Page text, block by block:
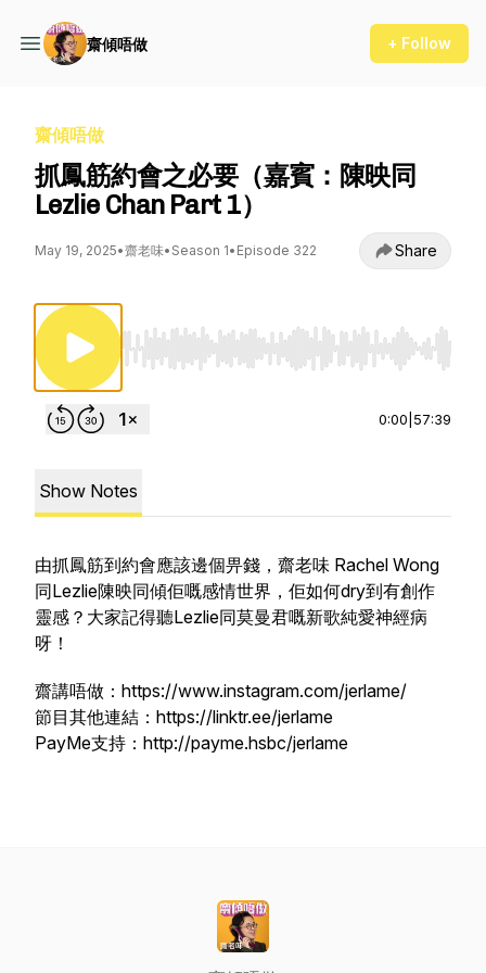
齋傾唔做 + Follow
齋傾唔做
抓鳳筋約會之必要（嘉賓：陳映同
Lezlie Chan Part 1）
May 19, 2025•齋老味• Season 1• Episode 322 Share
Use Left/Right to seek, Home/End to jump
0:00 57:39
Show Notes
由抓鳳筋到約會應該邊個畀錢，齋老味 Rachel Wong
同Lezlie陳映同傾佢嘅感情世界，佢如何dry到有創作
靈感？大家記得聽Lezlie同莫曼君嘅新歌純愛神經病
呀！
齋講唔做：https://www.instagram.com/jerlame/
節目其他連結：https://linktr.ee/jerlame
PayMe支持：http://payme.hsbc/jerlame